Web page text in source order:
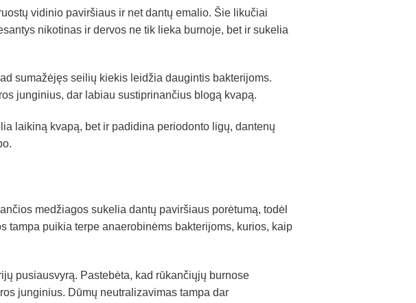
vidinio paviršiaus ir net dantų emalio. Šie likučiai
nikotinas ir dervos ne tik lieka burnoje, bet ir sukelia
sumažėjęs seilių kiekis leidžia daugintis bakterijoms.
junginius, dar labiau sustiprinančius blogą kvapą.
laikiną kvapą, bet ir padidina periodonto ligų, dantenų
medžiagos sukelia dantų paviršiaus porėtumą, todėl
puikia terpe anaerobinėms bakterijoms, kurios, kaip
pusiausvyrą. Pastebėta, kad rūkančiųjų burnose
junginius. Dūmų neutralizavimas tampa dar